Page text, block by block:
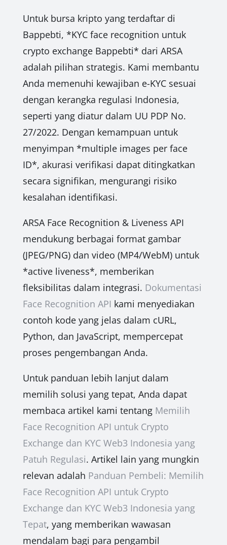
Untuk bursa kripto yang terdaftar di
Bappebti, *KYC face recognition untuk
crypto exchange Bappebti* dari ARSA
adalah pilihan strategis. Kami membantu
Anda memenuhi kewajiban e-KYC sesuai
dengan kerangka regulasi Indonesia,
seperti yang diatur dalam UU PDP No.
27/2022. Dengan kemampuan untuk
menyimpan *multiple images per face
ID*, akurasi verifikasi dapat ditingkatkan
secara signifikan, mengurangi risiko
kesalahan identifikasi.
ARSA Face Recognition & Liveness API
mendukung berbagai format gambar
(JPEG/PNG) dan video (MP4/WebM) untuk
*active liveness*, memberikan
fleksibilitas dalam integrasi. Dokumentasi
Face Recognition API kami menyediakan
contoh kode yang jelas dalam cURL,
Python, dan JavaScript, mempercepat
proses pengembangan Anda.
Untuk panduan lebih lanjut dalam
memilih solusi yang tepat, Anda dapat
membaca artikel kami tentang Memilih
Face Recognition API untuk Crypto
Exchange dan KYC Web3 Indonesia yang
Patuh Regulasi. Artikel lain yang mungkin
relevan adalah Panduan Pembeli: Memilih
Face Recognition API untuk Crypto
Exchange dan KYC Web3 Indonesia yang
Tepat, yang memberikan wawasan
mendalam bagi para pengambil